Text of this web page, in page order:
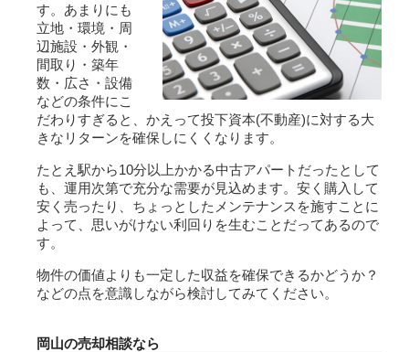
す。あまりにも
立地・環境・周
辺施設・外観・
間取り・築年
数・広さ・設備
などの条件にこ
だわりすぎると、かえって投下資本(不動産)に対する大
きなリターンを確保しにくくなります。
たとえ駅から10分以上かかる中古アパート だったとして
も、運用次第で充分な需要が見込めます。安く購入して
安く売ったり、ちょっとしたメンテナンスを施すことに
よって、思いがけない利回りを生むことだってあるので
す。
物件の価値よりも一定した収益を確保できるかどうか？
などの点を意識しながら検討してみてください。
岡山の売却相談なら